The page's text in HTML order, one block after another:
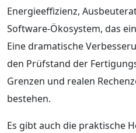
Energieeffizienz,
Software-Ökosystem, das
Eine dramatische
den Prüfstand der
Grenzen und realen
bestehen.
Es gibt auch die praktische